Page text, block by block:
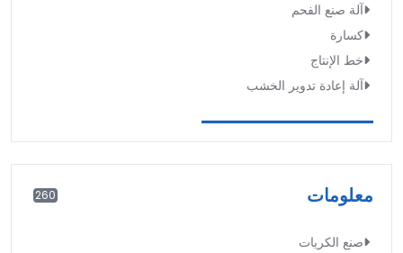
آلة صنع الفحم
كسارة
خط الإنتاج
آلة إعادة تدوير الخشب
معلومات 260
صنع الكريات